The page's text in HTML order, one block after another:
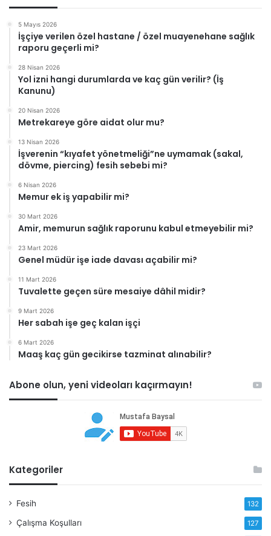
5 Mayıs 2026
İşçiye verilen özel hastane / özel muayenehane sağlık
raporu geçerli mi?
28 Nisan 2026
Yol izni hangi durumlarda ve kaç gün verilir? (İş
Kanunu)
20 Nisan 2026
Metrekareye göre aidat olur mu?
13 Nisan 2026
İşverenin “kıyafet yönetmeliği”ne uymamak (sakal,
dövme, piercing) fesih sebebi mi?
6 Nisan 2026
Memur ek iş yapabilir mi?
30 Mart 2026
Amir, memurun sağlık raporunu kabul etmeyebilir mi?
23 Mart 2026
Genel müdür işe iade davası açabilir mi?
11 Mart 2026
Tuvalette geçen süre mesaiye dâhil midir?
9 Mart 2026
Her sabah işe geç kalan işçi
6 Mart 2026
Maaş kaç gün gecikirse tazminat alınabilir?
Abone olun, yeni videoları kaçırmayın!
Kategoriler
Fesih 132
Çalışma Koşulları 127